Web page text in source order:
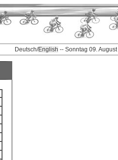
Deutsch/English -- Sonntag 09.